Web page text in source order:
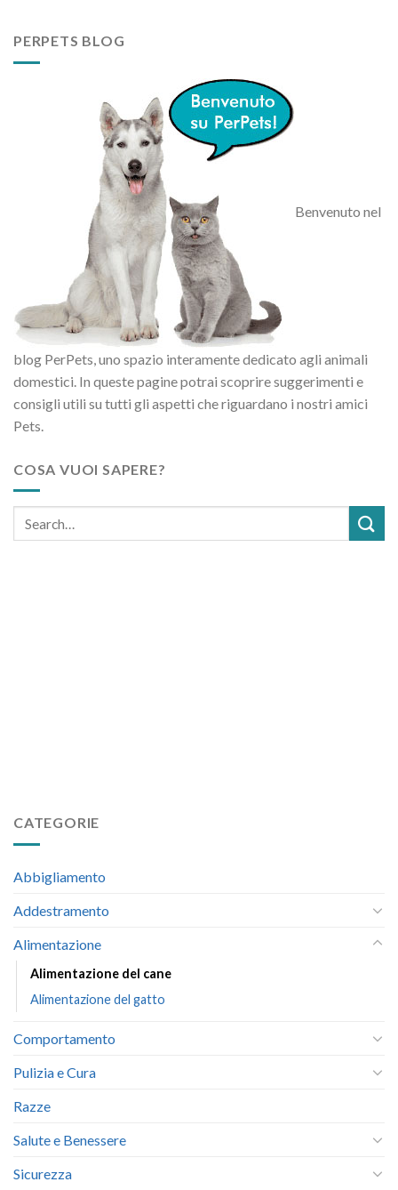
PERPETS BLOG
Benvenuto nel
blog PerPets, uno spazio interamente dedicato agli animali
domestici. In queste pagine potrai scoprire suggerimenti e
consigli utili su tutti gli aspetti che riguardano i nostri amici
Pets.
COSA VUOI SAPERE?
CATEGORIE
Abbigliamento
Addestramento
Alimentazione
Alimentazione del cane
Alimentazione del gatto
Comportamento
Pulizia e Cura
Razze
Salute e Benessere
Sicurezza